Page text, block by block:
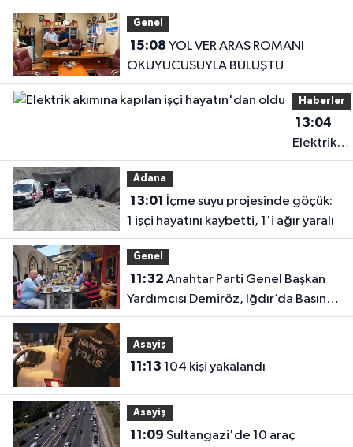
Genel
15:08
OKUYUCUSUYLA BULUŞTU
Haberler
13:04
Elektrik
akımına
oldu
Adana
13:01
1 işçi hayatını kaybetti, 1'i ağır yaralı
Genel
11:32
Yardımcısı Demiröz, Iğdır’da Basın
Mensuplarıyla Buluştu
Asayiş
11:13 104 kişi yakalandı
Asayiş
11:09